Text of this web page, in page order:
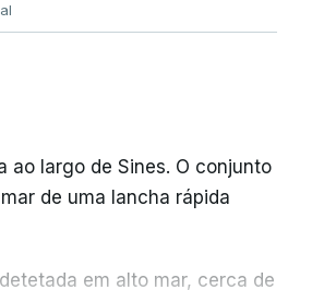
ao largo de Sines. O conjunto
de uma lancha rápida
em alto mar, cerca de